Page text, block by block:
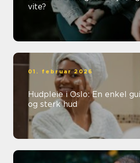
vite?
01. februar 2026
Hudpleie i Oslo: En enkel
og sterk hud